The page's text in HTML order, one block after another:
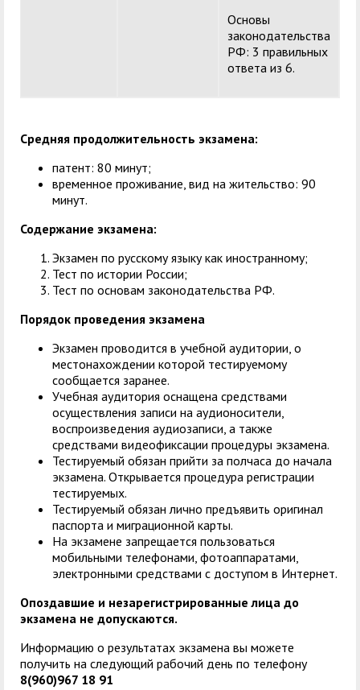
Основы
законодательства
РФ: 3 правильных
ответа из 6.
Средняя продолжительность экзамена:
патент: 80 минут;
временное проживание, вид на жительство: 90
минут.
Содержание экзамена:
Экзамен по русскому языку как иностранному;
Тест по истории России;
Тест по основам законодательства РФ.
Порядок проведения экзамена
Экзамен проводится в учебной аудитории, о
местонахождении которой тестируемому
сообщается заранее.
Учебная аудитория оснащена средствами
осуществления записи на аудионосители,
воспроизведения аудиозаписи, а также
средствами видеофиксации процедуры экзамена.
Тестируемый обязан прийти за полчаса до начала
экзамена. Открывается процедура регистрации
тестируемых.
Тестируемый обязан лично предъявить оригинал
паспорта и миграционной карты.
На экзамене запрещается пользоваться
мобильными телефонами, фотоаппаратами,
электронными средствами с доступом в Интернет.
Опоздавшие и незарегистрированные лица до
экзамена не допускаются.
Информацию о результатах экзамена вы можете
получить на следующий рабочий день по телефону
8(960)967 18 91